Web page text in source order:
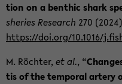
ti­on on a benthic shark
she­ries Re­se­arch 270
https://doi.org/10.1016/
M. Röch­ter,et al., “
tis of the tem­po­ral ar­te­ry